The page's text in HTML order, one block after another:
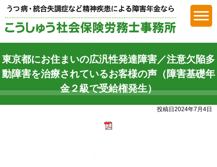
障害年金
東京都にお住まいの広汎性発達障害／注意欠陥多
動障害を治療されているお客様の声（障害基礎年
金２級で受給権発生）
投稿日2024年7月4日